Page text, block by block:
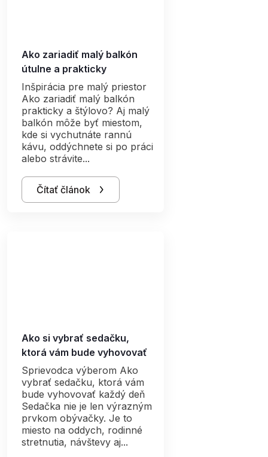
Ako zariadiť malý balkón
útulne a prakticky
Inšpirácia pre malý priestor
Ako zariadiť malý balkón
prakticky a štýlovo? Aj malý
balkón môže byť miestom,
kde si vychutnáte rannú
kávu, oddýchnete si po práci
alebo strávite...
Čítať článok
Ako si vybrať sedačku,
ktorá vám bude vyhovovať
aj o pár rokov
Sprievodca výberom Ako
vybrať sedačku, ktorá vám
bude vyhovovať každý deň
Sedačka nie je len výrazným
prvkom obývačky. Je to
miesto na oddych, rodinné
stretnutia, návštevy aj...